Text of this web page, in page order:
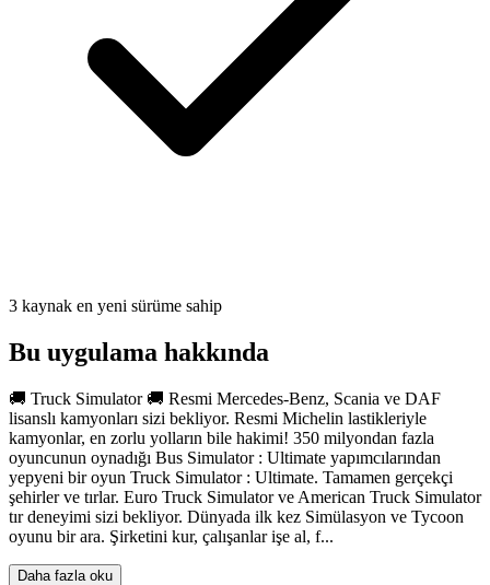
3 kaynak en yeni sürüme sahip
Bu uygulama hakkında
🚚 Truck Simulator 🚚 Resmi Mercedes-Benz, Scania ve DAF
lisanslı kamyonları sizi bekliyor. Resmi Michelin lastikleriyle
kamyonlar, en zorlu yolların bile hakimi! 350 milyondan fazla
oyuncunun oynadığı Bus Simulator : Ultimate yapımcılarından
yepyeni bir oyun Truck Simulator : Ultimate. Tamamen gerçekçi
şehirler ve tırlar. Euro Truck Simulator ve American Truck Simulator
tır deneyimi sizi bekliyor. Dünyada ilk kez Simülasyon ve Tycoon
oyunu bir ara. Şirketini kur, çalışanlar işe al, f...
Daha fazla oku